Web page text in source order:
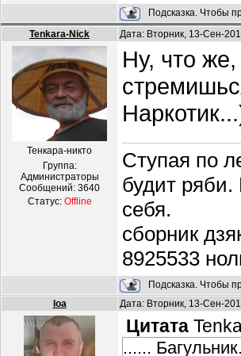
Подсказка. Чтобы
Tenkara-Nick
Дата: Вторник, 13-Сен-
Тенкара-никто
Группа:
Администраторы
Сообщений: 3640
Статус: Offline
Ну, что
Ступая по
будит ряби.
себя.
сборник
8925533
Подсказка. Чтобы
loa
Дата: Вторник, 13-Сен-
Цитата
......